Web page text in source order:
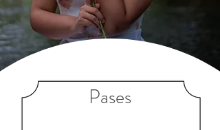
Pases